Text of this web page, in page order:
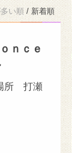
い順 / 新着順
ｎｃｅ
所 打瀬